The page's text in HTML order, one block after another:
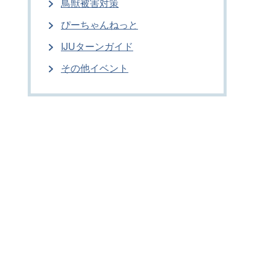
鳥獣被害対策
ぴーちゃんねっと
IJUターンガイド
その他イベント